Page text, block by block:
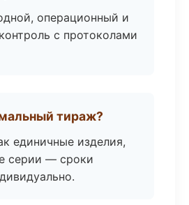
операционный и
с протоколами
тираж?
единичные изделия,
серии — сроки